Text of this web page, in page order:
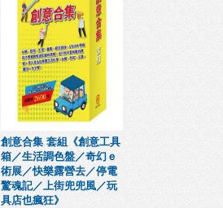
創意合集 套組《創意工具
箱／生活調色盤／奇幻ｅ
術展／快樂露營去／停電
驚魂記／上街兜兜風／玩
具店也瘋狂》